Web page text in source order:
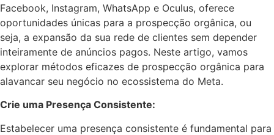
Facebook, Instagram, WhatsApp e Oculus, oferece
oportunidades únicas para a prospecção orgânica, ou
seja, a expansão da sua rede de clientes sem depender
inteiramente de anúncios pagos. Neste artigo, vamos
explorar métodos eficazes de prospecção orgânica para
alavancar seu negócio no ecossistema do Meta.
Crie uma Presença Consistente:
Estabelecer uma presença consistente é fundamental para